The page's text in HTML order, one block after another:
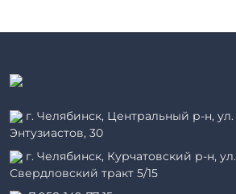
г. Челябинск, Центральный р-н, ул.
Энтузиастов, 30
г. Челябинск, Курчатовский р-н, ул.
Свердловский тракт 5/15